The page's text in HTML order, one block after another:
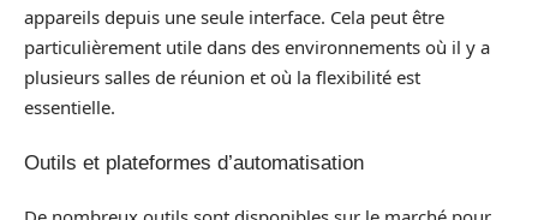
appareils depuis une seule interface. Cela peut être
particulièrement utile dans des environnements où il y a
plusieurs salles de réunion et où la flexibilité est
essentielle.
Outils et plateformes d’automatisation